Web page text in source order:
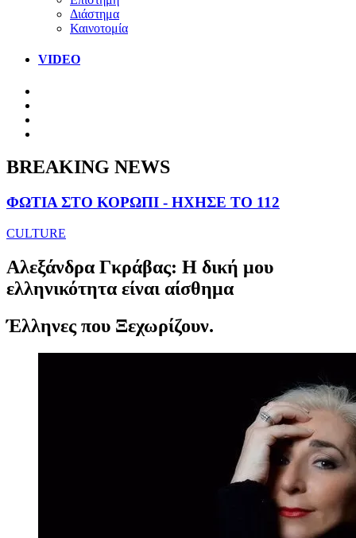
Διάστημα
Καινοτομία
VIDEO
BREAKING NEWS
ΦΩΤΙΑ ΣΤΟ ΚΟΡΩΠΙ - ΗΧΗΣΕ ΤΟ 112
CULTURE
Αλεξάνδρα Γκράβας: Η δική μου
ελληνικότητα είναι αίσθημα
Έλληνες που Ξεχωρίζουν.